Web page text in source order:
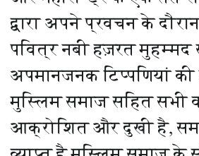
द्वारा अपने प्रवचन के
पवित्र नबी हज़रत
अपमानजनक टिप्पणियां
मुस्लिम समाज सहित सभी
आक्रोशित और दुखी है,